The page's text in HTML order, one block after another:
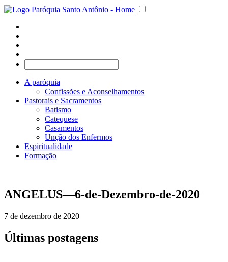
A paróquia
Confissões e Aconselhamentos
Pastorais e Sacramentos
Batismo
Catequese
Casamentos
Unção dos Enfermos
Espiritualidade
Formação
ANGELUS—6-de-Dezembro-de-2020
7 de dezembro de 2020
Últimas postagens